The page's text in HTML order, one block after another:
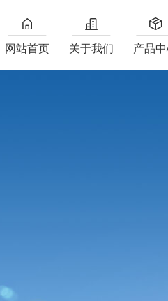
网站首页 关于我们 产品